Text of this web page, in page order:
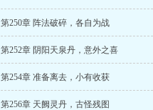
第250章 阵法破碎，各自为战
第252章 阴阳天泉丹，意外之喜
第254章 准备离去，小有收获
第256章 天阙灵丹，古怪残图